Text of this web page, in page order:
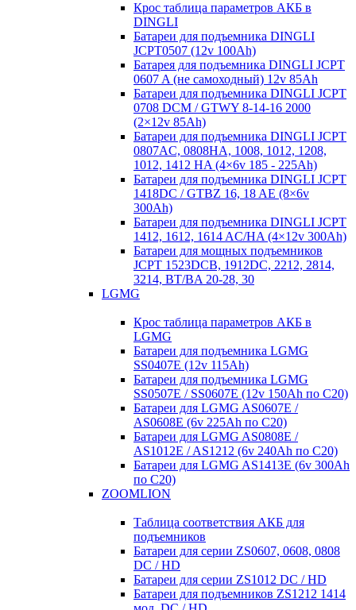
Крос таблица параметров АКБ в
DINGLI
Батареи для подъемника DINGLI
JCPT0507 (12v 100Ah)
Батарея для подъемника DINGLI JCPT
0607 A (не самоходный) 12v 85Ah
Батареи для подъемника DINGLI JCPT
0708 DCM / GTWY 8-14-16 2000
(2×12v 85Ah)
Батареи для подъемника DINGLI JCPT
0807AC, 0808HA, 1008, 1012, 1208,
1012, 1412 HA (4×6v 185 - 225Ah)
Батареи для подъемника DINGLI JCPT
1418DC / GTBZ 16, 18 AE (8×6v
300Ah)
Батареи для подъемника DINGLI JCPT
1412, 1612, 1614 AC/HA (4×12v 300Ah)
Батареи для мощных подъемников
JCPT 1523DCB, 1912DC, 2212, 2814,
3214, BT/BA 20-28, 30
LGMG
Крос таблица параметров АКБ в
LGMG
Батареи для подъемника LGMG
SS0407E (12v 115Ah)
Батареи для подъемника LGMG
SS0507E / SS0607E (12v 150Ah по С20)
Батареи для LGMG AS0607E /
AS0608E (6v 225Ah по С20)
Батареи для LGMG AS0808E /
AS1012E / AS1212 (6v 240Ah по С20)
Батареи для LGMG AS1413E (6v 300Ah
по С20)
ZOOMLION
Таблица соответствия АКБ для
подъемников
Батареи для серии ZS0607, 0608, 0808
DC / HD
Батареи для серии ZS1012 DC / HD
Батареи для подъемников ZS1212 1414